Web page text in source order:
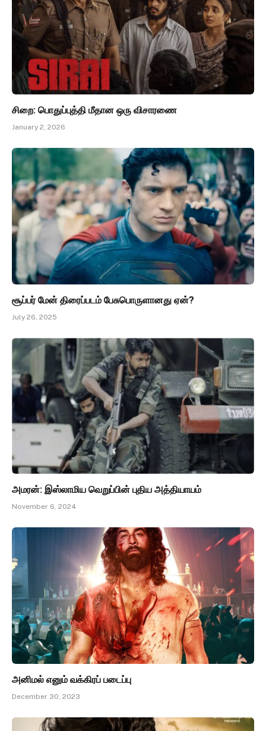
சிறை: பொதுப்புத்தி மீதான ஒரு விசாரணை
January 2, 2026
சூப்பர் மேன் திரைப்படம் பேசுபொருளானது ஏன்?
July 26, 2025
அமரன்: இஸ்லாமிய வெறுப்பின் புதிய அத்தியாயம்
November 6, 2024
அனிமல் எனும் வக்கிரப் படைப்பு
December 30, 2023